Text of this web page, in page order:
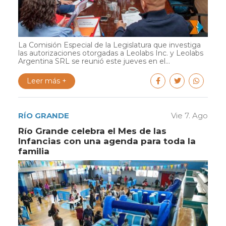
La Comisión Especial de la Legislatura que investiga
las autorizaciones otorgadas a Leolabs Inc. y Leolabs
Argentina SRL se reunió este jueves en el...
Leer más +
RÍO GRANDE Vie 7. Ago
Río Grande celebra el Mes de las
Infancias con una agenda para toda la
familia